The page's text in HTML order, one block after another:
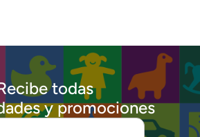
todas
y promociones